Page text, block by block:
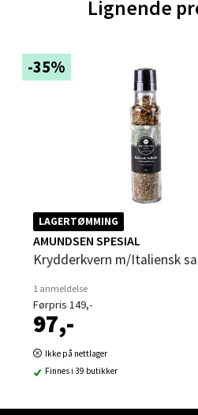
Lignende
-35%
LAGERTØMMING
AMUNDSEN SPESIAL
Krydderkvern m/Italiensk
1 anmeldelse
Førpris 149,-
97,-
Ikke på nettlager
Finnes i 39 butikker
Sartorvegen 12, 5353
6 i butikk
Trondheim - Sirkus
Falkenborgveien 5, 7044
Åpent i dag 09-21
6 i butikk
Ski - Thon Senter Ski